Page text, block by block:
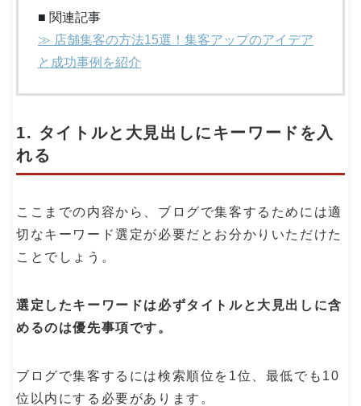
■ 関連記事
≫ 店舗集客の方法15選！集客アップのアイデア
と成功事例を紹介
1. タイトルと大見出しにキーワードを入
れる
ここまでの内容から、ブログで集客するためには適
切なキーワード選定が必要だとお分かりいただけた
ことでしょう。
選定したキーワードは必ずタイトルと大見出しに含
めるのは優先事項です。
ブログで集客するには検索順位を1位、最低でも10
位以内にする必要があります。